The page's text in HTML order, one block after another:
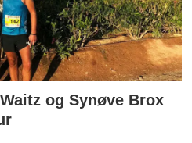
og Synøve Brox